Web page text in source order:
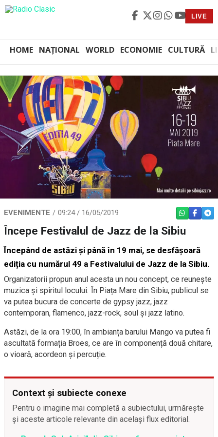
LIVE
HOME NAȚIONAL WORLD ECONOMIE CULTURĂ
EVENIMENTE 09:24 / 16/05/2019 WHATSAPP
Începe Festivalul de Jazz de la Sibiu
Începând de astăzi și până în 19 mai, se desfășoară
ediția cu numărul 49 a Festivalului de Jazz de la Sibiu.
Organizatorii propun anul acesta un nou concept, ce reunește
muzica și spiritul locului. În Piața Mare din Sibiu, publicul se
va putea bucura de concerte de gypsy jazz, jazz
contemporan, flamenco, jazz-rock, soul și jazz latino.
Astăzi, de la ora 19:00, în ambianța barului Mango va putea fi
ascultată formația Broes, ce are în componență două chitare,
o vioară, acordeon și percuție.
Context și subiecte conexe
Pentru o imagine mai completă a subiectului, urmărește
și aceste articole relevante din același flux editorial.